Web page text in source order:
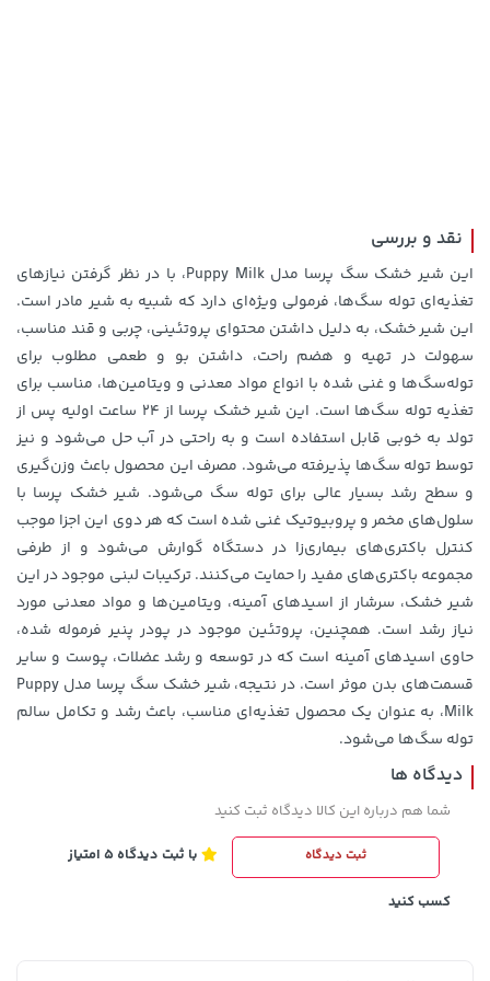
40,580,000 تومان خرید 149,900 تومان خرید
238,000 تومان
289,900
خرید 169,900 تومان خرید
نقد و بررسی
این شیر خشک سگ پرسا مدل Puppy Milk، با در نظر گرفتن نیازهای
تغذیه‌ای توله سگ‌ها، فرمولی ویژه‌ای دارد که شبیه به شیر مادر است.
این شیر خشک، به دلیل داشتن محتوای پروتئینی، چربی و قند مناسب،
سهولت در تهیه و هضم راحت، داشتن بو و طعمی مطلوب برای
توله‌سگ‌ها و غنی شده با انواع مواد معدنی و ویتامین‌ها، مناسب برای
تغذیه توله سگ‌ها است. این شیر خشک پرسا از 24 ساعت اولیه پس از
تولد به خوبی قابل استفاده است و به راحتی در آب حل می‌شود و نیز
توسط توله سگ‌ها پذیرفته می‌شود. مصرف این محصول باعث وزن‌گیری
و سطح رشد بسیار عالی برای توله سگ می‌شود. شیر خشک پرسا با
سلول‌های مخمر و پروبیوتیک غنی شده است که هر دوی این اجزا موجب
کنترل باکتری‌های بیماری‌زا در دستگاه گوارش می‌شود و از طرفی
مجموعه باکتری‌های مفید را حمایت می‌کنند. ترکیبات لبنی موجود در این
شیر خشک، سرشار از اسیدهای آمینه، ویتامین‌ها و مواد معدنی مورد
نیاز رشد است. همچنین، پروتئین موجود در پودر پنیر فرموله شده،
حاوی اسیدهای آمینه است که در توسعه و رشد عضلات، پوست و سایر
قسمت‌های بدن موثر است. در نتیجه، شیر خشک سگ پرسا مدل Puppy
Milk، به عنوان یک محصول تغذیه‌ای مناسب، باعث رشد و تکامل سالم
توله سگ‌ها می‌شود.
دیدگاه ها
شما هم درباره این کالا دیدگاه ثبت کنید
ثبت دیدگاه با ثبت دیدگاه 5 امتیاز
کسب کنید